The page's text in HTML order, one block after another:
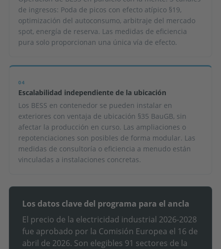
de ingresos: Poda de picos con efecto atípico §19,
optimización del autoconsumo, arbitraje del mercado
spot, energía de reserva. Las medidas de eficiencia
pura solo proporcionan una única vía de efecto.
04
Escalabilidad independiente de la ubicación
Los BESS en contenedor se pueden instalar en
exteriores con ventaja de ubicación §35 BauGB, sin
afectar la producción en curso. Las ampliaciones o
repotenciaciones son posibles de forma modular. Las
medidas de consultoría o eficiencia a menudo están
vinculadas a instalaciones concretas.
Los datos clave del programa para el ancla
El precio de la electricidad industrial 2026-2028
fue aprobado por la Comisión Europea el 16 de
abril de 2026. Son elegibles 91 sectores de la